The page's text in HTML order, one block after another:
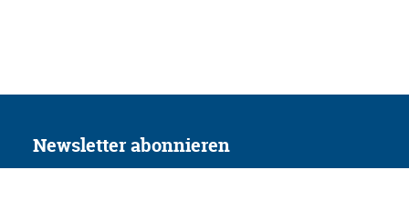
Newsletter abonnieren